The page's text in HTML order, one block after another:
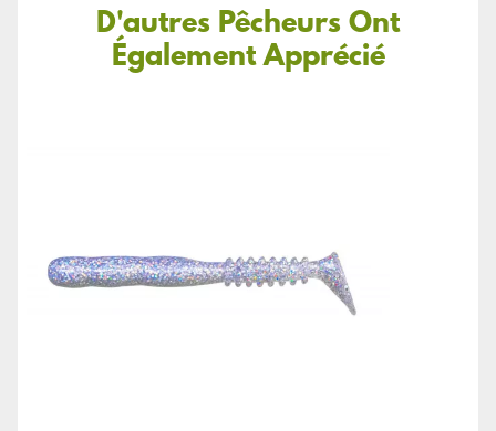
D'autres Pêcheurs Ont
Également Apprécié